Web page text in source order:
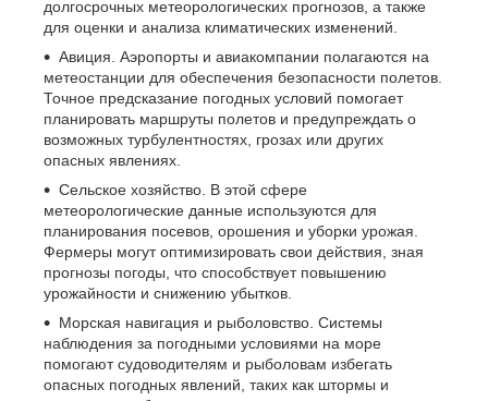
долгосрочных метеорологических прогнозов, а также
для оценки и анализа климатических изменений.
Авиция. Аэропорты и авиакомпании полагаются на
метеостанции для обеспечения безопасности полетов.
Точное предсказание погодных условий помогает
планировать маршруты полетов и предупреждать о
возможных турбулентностях, грозах или других
опасных явлениях.
Сельское хозяйство. В этой сфере
метеорологические данные используются для
планирования посевов, орошения и уборки урожая.
Фермеры могут оптимизировать свои действия, зная
прогнозы погоды, что способствует повышению
урожайности и снижению убытков.
Морская навигация и рыболовство. Системы
наблюдения за погодными условиями на море
помогают судоводителям и рыболовам избегать
опасных погодных явлений, таких как штормы и